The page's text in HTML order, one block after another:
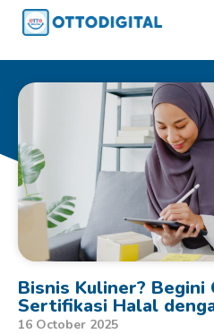
Bisnis Kuliner? Begini
Sertifikasi Halal
16 October 2025